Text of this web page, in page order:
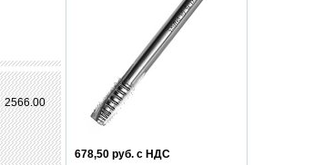
2566.00
678,50 руб. с НДС